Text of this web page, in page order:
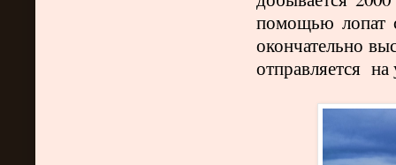
помощью лопат
окончательно
отправляется на